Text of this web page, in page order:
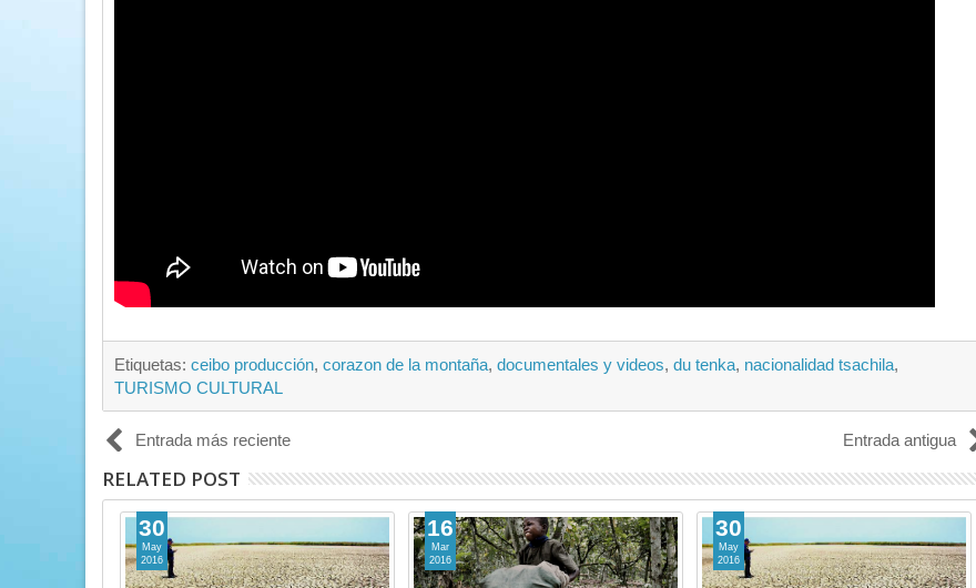
Etiquetas: ceibo producción, corazon de la montaña, documentales y videos, du tenka, nacionalidad tsachila,
TURISMO CULTURAL
Entrada más reciente Entrada antigua
RELATED POST
30
May
2016
16
Mar
2016
30
May
2016